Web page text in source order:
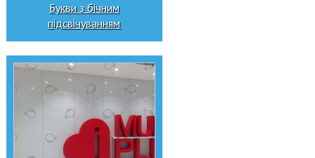
Букви з бічним
підсвічуванням